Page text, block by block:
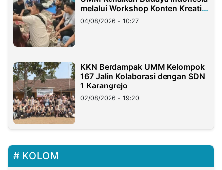
melalui Workshop Konten Kreatif
di Taiwan
04/08/2026 - 10:27
KKN Berdampak UMM Kelompok
167 Jalin Kolaborasi dengan SDN
1 Karangrejo
02/08/2026 - 19:20
KOLOM